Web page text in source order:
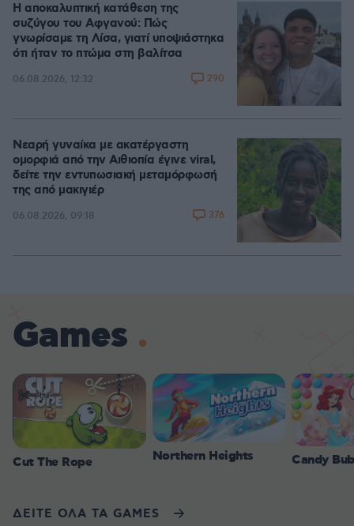
Η αποκαλυπτική κατάθεση της
συζύγου του Αφγανού: Πώς
γνωρίσαμε τη Λίσα, γιατί υποψιάστηκα
ότι ήταν το πτώμα στη βαλίτσα
06.08.2026, 12:32 290
Νεαρή γυναίκα με ακατέργαστη
ομορφιά από την Αιθιοπία έγινε viral,
δείτε την εντυπωσιακή μεταμόρφωσή
της από μακιγιέρ
06.08.2026, 09:18 376
Games
Cut The Rope Northern Heights Candy
ΔΕΙΤΕ ΟΛΑ ΤΑ GAMES